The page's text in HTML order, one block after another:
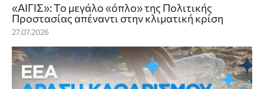
«ΑΙΓΙΣ»: Το μεγάλο «όπλο» της Πολιτικής
Προστασίας απέναντι στην κλιματική κρίση
27.07.2026